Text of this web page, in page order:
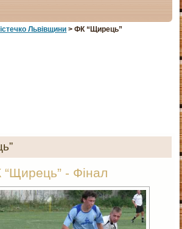
Львiвщини > ФК “Щирець”
“Щирець” - Фінал